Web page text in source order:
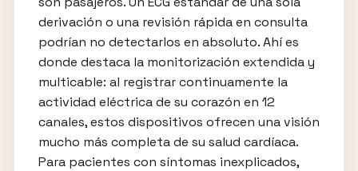
derivación o una revisión rápida en consulta
podrían no detectarlos en absoluto. Ahí es
donde destaca la monitorización extendida y
multicable: al registrar continuamente la
actividad eléctrica de su corazón en 12
canales, estos dispositivos ofrecen una visión
mucho más completa de su salud cardíaca.
Para pacientes con síntomas inexplicados,